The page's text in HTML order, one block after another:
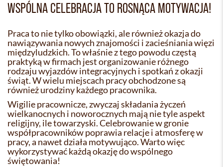
WSPÓLNA CELEBRACJA TO ROSNĄCA MOTYWACJA!
Praca to nie tylko obowiązki, ale również okazja do
nawiązywania nowych znajomości i zacieśniania więzi
międzyludzkich. To właśnie z tego powodu częstą
praktyką w firmach jest organizowanie różnego
rodzaju wyjazdów integracyjnych i spotkań z okazji
świąt. W wielu miejscach pracy obchodzone są
również urodziny każdego pracownika.
Wigilie pracownicze, zwyczaj składania życzeń
wielkanocnych i noworocznych mają nie tyle aspekt
religijny, ile towarzyski. Celebrowanie w gronie
współpracowników poprawia relacje i atmosferę w
pracy, a nawet działa motywująco. Warto więc
wykorzystywać każdą okazję do wspólnego
świętowania!